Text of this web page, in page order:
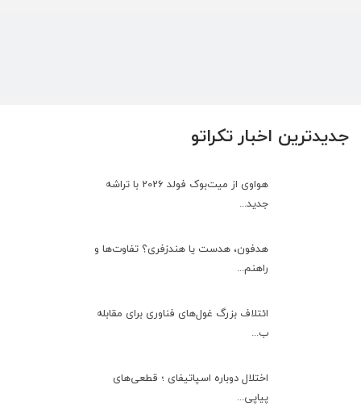
جدیدترین اخبار تکراتو
هواوی از میت‌بوک فولد 2026 با تراشه
جدید...
هدفون، هدست یا هندزفری؟ تفاوت‌ها و
راهنم...
ائتلاف بزرگ غول‌های فناوری برای مقابله
ب...
اختلال دوباره اسپاتیفای ؛ قطعی‌های
پیاپی...